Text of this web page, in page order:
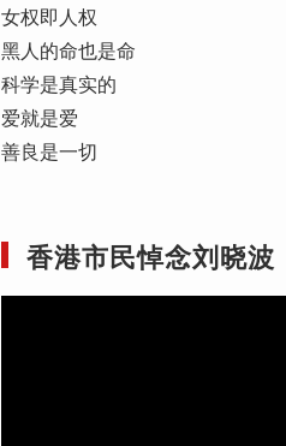
女权即人权
黑人的命也是命
科学是真实的
爱就是爱
善良是一切
香港市民悼念刘晓波